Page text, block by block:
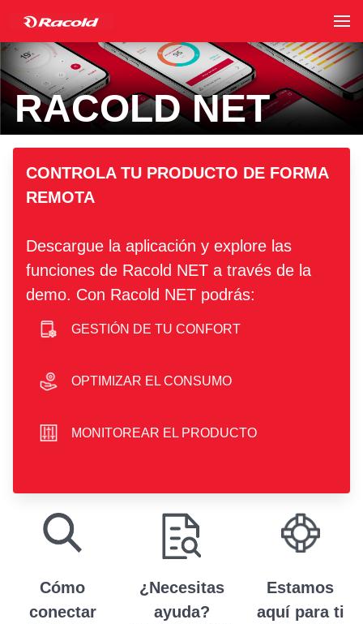
RACOLD NET
CONTROLA TU PRODUCTO DE FORMA
REMOTA
Descargue la aplicación y explore las
funciones de Racold NET a través de la
demo. Con Racold NET podrás:
GESTIÓN DE TU CONFORT
OPTIMIZAR EL CONSUMO
MONITOREAR EL PRODUCTO
Cómo
conectar
¿Necesitas
ayuda?
Estamos
aquí para ti